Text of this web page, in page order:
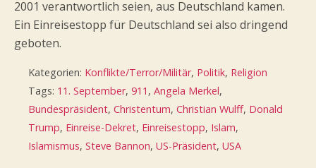
2001 verantwortlich seien, aus Deutschland kamen.
Ein Einreisestopp für Deutschland sei also dringend
geboten.
Kategorien: Konflikte/Terror/Militär, Politik, Religion
Tags: 11. September, 911 , Angela Merkel,
Bundespräsident, Christentum, Christian Wulff, Donald
Trump, Einreise-Dekret, Einreisestopp, Islam,
Islamismus, Steve Bannon, US-Präsident, USA